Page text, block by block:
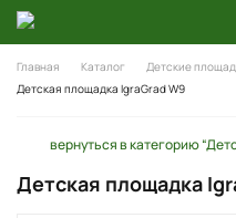
Главная Каталог Детские
Детская площадка IgraGrad W9
вернуться в категорию
Детская площадка